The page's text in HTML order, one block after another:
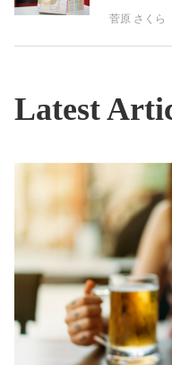
菅原 さくら
Latest